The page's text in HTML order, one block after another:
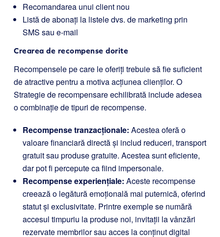
Recomandarea unui client nou
Listă de abonați la listele dvs. de marketing prin
SMS sau e-mail
Crearea de recompense dorite
Recompensele pe care le oferiți trebuie să fie suficient
de atractive pentru a motiva acțiunea clienților. O
Strategie de recompensare echilibrată include adesea
o combinație de tipuri de recompense.
Recompense tranzacționale: Acestea oferă o
valoare financiară directă și includ reduceri, transport
gratuit sau produse gratuite. Acestea sunt eficiente,
dar pot fi percepute ca fiind impersonale.
Recompense experiențiale: Aceste recompense
creează o legătură emoțională mai puternică, oferind
statut și exclusivitate. Printre exemple se numără
accesul timpuriu la produse noi, invitații la vânzări
rezervate membrilor sau acces la conținut digital